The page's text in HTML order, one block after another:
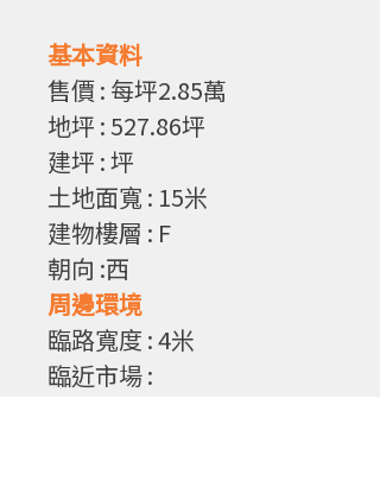
基本資料
售價 : 每坪2.85萬
地坪 : 527.86坪
建坪 : 坪
土地面寬 : 15米
建物樓層 : F
朝向 :西
周邊環境
臨路寬度 : 4米
臨近市場 :